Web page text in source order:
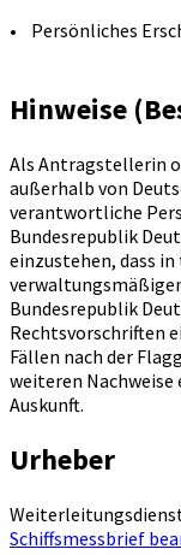
• Persönliches
Hinweise
Als Antragstellerin
außerhalb von
verantwortliche
Bundesrepublik
einzustehen, dass
Bundesrepublik
Rechtsvorschriften
Fällen nach der
weiteren Nachweise
Auskunft.
Urheber
Schiffsmessbrief